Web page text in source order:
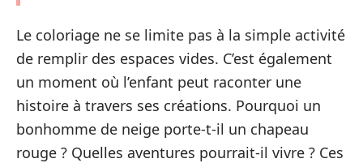
Le coloriage ne se limite pas à la simple activité
de remplir des espaces vides. C’est également
un moment où l’enfant peut raconter une
histoire à travers ses créations. Pourquoi un
bonhomme de neige porte-t-il un chapeau
rouge ? Quelles aventures pourrait-il vivre ? Ces